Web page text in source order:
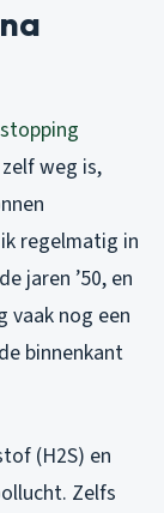
weg is,
regelmatig in
jaren ’50, en
vaak nog een
binnenkant
(H2S) en
Zelfs